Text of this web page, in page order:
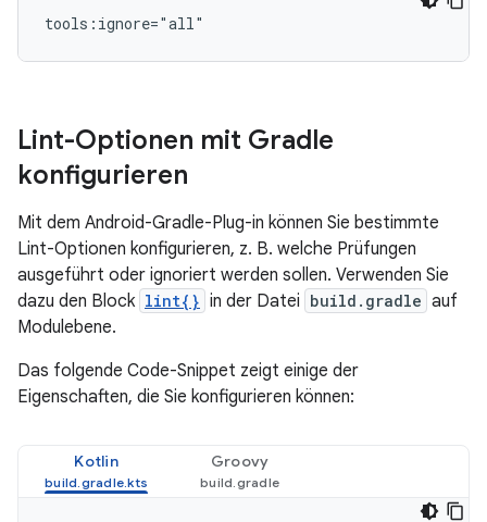
tools:ignore="all"
Lint-Optionen mit Gradle
konfigurieren
Mit dem Android-Gradle-Plug-in können Sie bestimmte
Lint-Optionen konfigurieren, z. B. welche Prüfungen
ausgeführt oder ignoriert werden sollen. Verwenden Sie
dazu den Block lint{} in der Datei build.gradle auf
Modulebene.
Das folgende Code-Snippet zeigt einige der
Eigenschaften, die Sie konfigurieren können:
Kotlin Groovy